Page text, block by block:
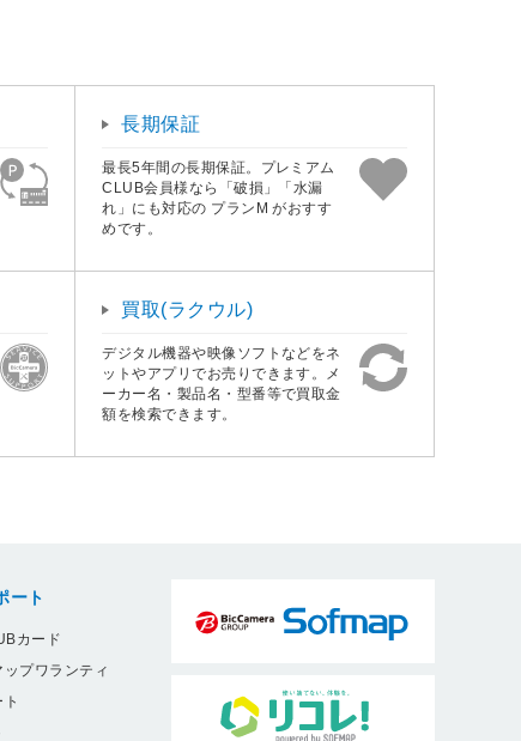
長期保証
最長5年間の長期保証。プレミアム
CLUB会員様なら「破損」「水漏
れ」にも対応の プランM がおすす
めです。
買取(ラクウル)
デジタル機器や映像ソフトなどをネ
ットやアプリでお売りできます。メ
ーカー名・製品名・型番等で買取金
額を検索できます。
ート
カード
プワランティ